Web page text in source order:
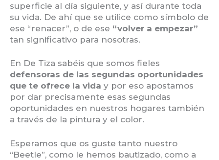
superficie al día siguiente, y así durante toda
su vida. De ahí que se utilice como símbolo de
ese “renacer”, o de ese “volver a empezar”
tan significativo para nosotras.
En De Tiza sabéis que somos fieles
defensoras de las segundas oportunidades
que te ofrece la vida y por eso apostamos
por dar precisamente esas segundas
oportunidades en nuestros hogares también
a través de la pintura y el color.
Esperamos que os guste tanto nuestro
“Beetle”, como le hemos bautizado, como a